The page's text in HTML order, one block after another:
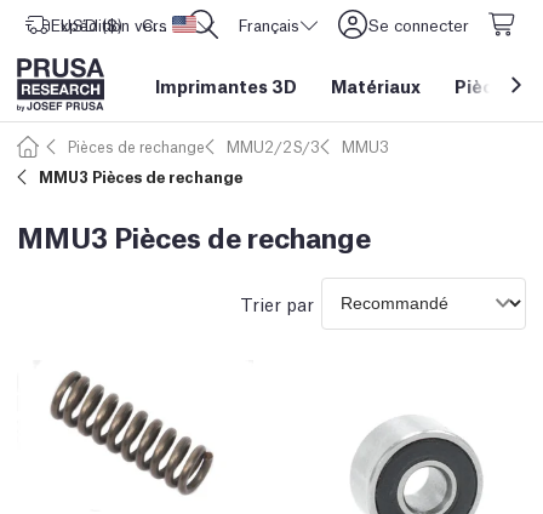
Expédition vers Etats-Unis d'Amérique
USD ($) CORE One L: Maintenant en stock ! Français Se connecter
Imprimantes 3D Matériaux Pièces&
Pièces de rechange MMU2/2S/3
MMU3
MMU3 Pièces de rechange
MMU3 Pièces de rechange
Trier par